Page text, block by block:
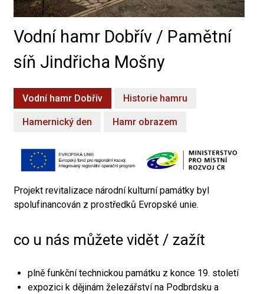
Vodní hamr Dobřív / Pamětní
síň Jindřicha Mošny
Vodní hamr Dobřív Historie hamru
Hamernický den Hamr obrazem
Projekt revitalizace národní kulturní památky byl
spolufinancován z prostředků Evropské unie.
co u nás můžete vidět / zažít
plně funkční technickou památku z konce 19. století
expozici k dějinám železářství na Podbrdsku a